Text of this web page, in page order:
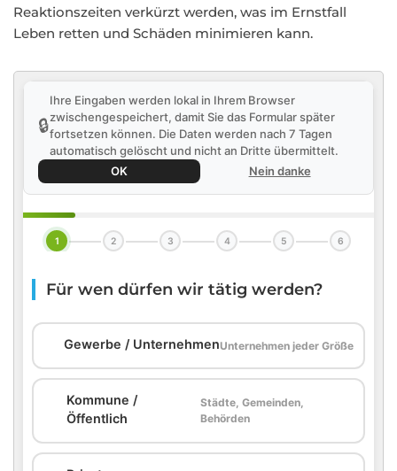
Reaktionszeiten verkürzt werden, was im Ernstfall
Leben retten und Schäden minimieren kann.
🔒
Ihre Eingaben werden lokal in Ihrem Browser
zwischengespeichert, damit Sie das Formular später
fortsetzen können. Die Daten werden nach 7 Tagen
automatisch gelöscht und nicht an Dritte übermittelt.
OK
Nein danke
1 2 3 4 5 6
Für wen dürfen wir tätig werden?
Gewerbe / UnternehmenUnternehmen jeder Größe
Kommune /
Öffentlich
Städte, Gemeinden,
Behörden